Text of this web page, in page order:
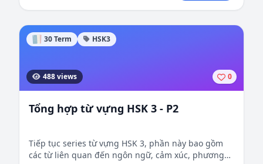
30 Term HSK3
488 views 0
Tổng hợp từ vựng HSK 3 - P2
Tiếp tục series từ vựng HSK 3, phần này bao gồm
các từ liên quan đến ngôn ngữ, cảm xúc, phương